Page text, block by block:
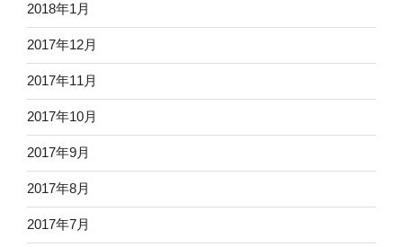
2018年1月
2017年12月
2017年11月
2017年10月
2017年9月
2017年8月
2017年7月